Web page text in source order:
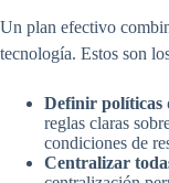
Un plan efectivo
tecnología. Estos son
Definir políticas
reglas claras
condiciones de
Centralizar